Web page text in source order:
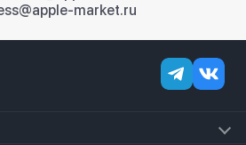
market.ru